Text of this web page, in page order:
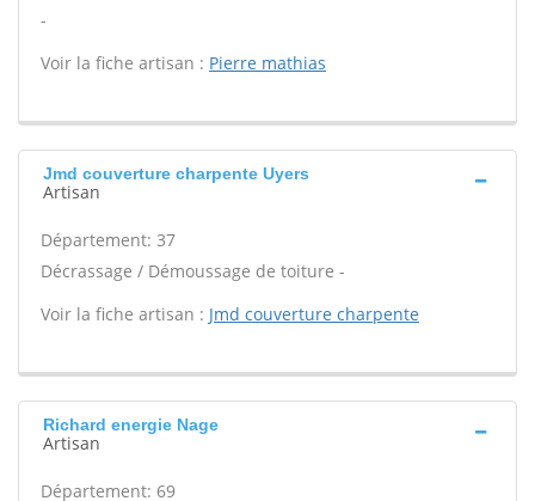
-
Voir la fiche artisan : Pierre mathias
Jmd couverture charpente Uyers
Artisan
Département: 37
Décrassage / Démoussage de toiture -
Voir la fiche artisan : Jmd couverture charpente
Richard energie Nage
Artisan
Département: 69